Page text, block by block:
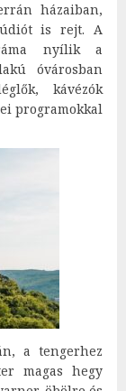
házaiban,
is rejt. A
nyílik a
óvárosban
kávézók
programokkal
a tengerhez
magas hegy